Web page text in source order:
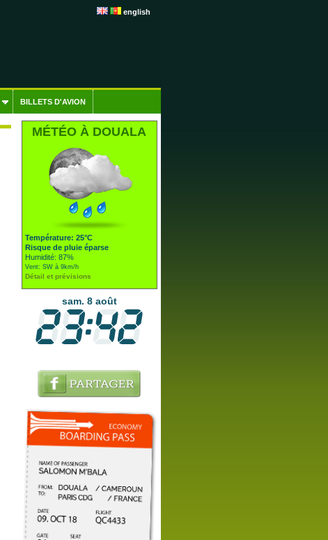
english
BILLETS D'AVION
MÉTÉO À DOUALA
Température: 25°C
Risque de pluie éparse
Humidité: 87%
Vent: SW à 9km/h
Détail et prévisions
sam. 8 août